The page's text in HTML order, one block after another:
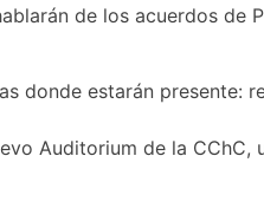
de los acuerdos de
estarán presente:
Auditorium de la CChC,